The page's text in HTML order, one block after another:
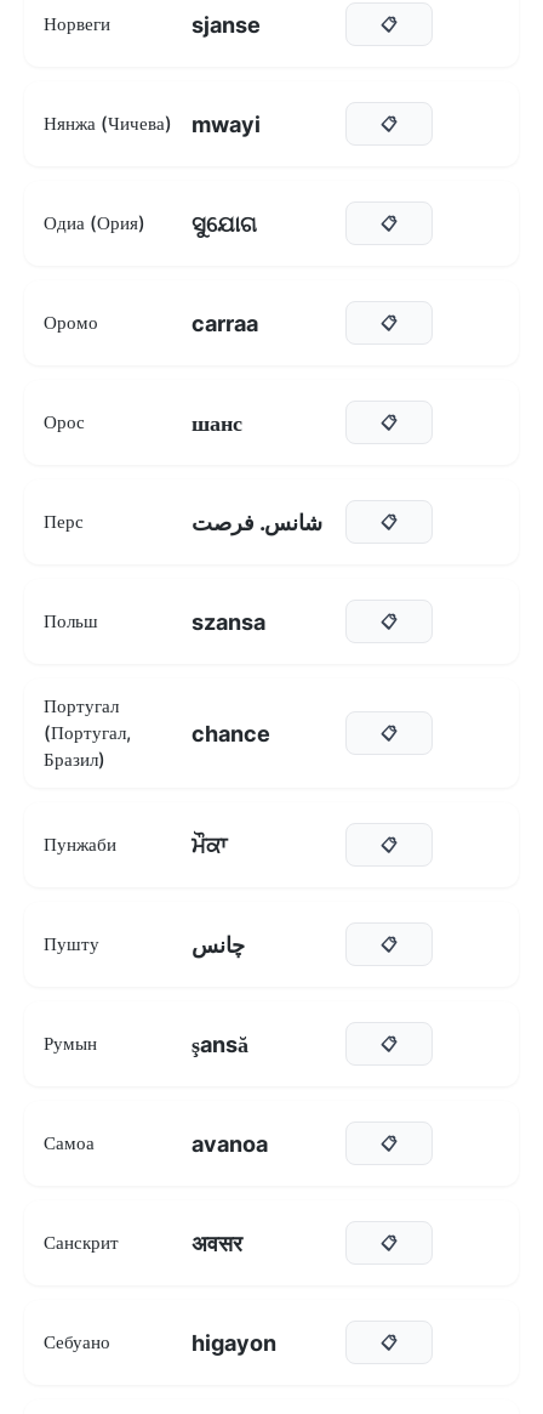
Норвеги sjanse 📋
Нянжа (Чичева) mwayi 📋
Одиа (Ория) ସୁଯୋଗ 📋
Оромо carraa 📋
Орос шанс 📋
Перс شانس. فرصت 📋
Польш szansa 📋
Португал
(Португал,
Бразил)
chance 📋
Пунжаби ਮੌਕਾ 📋
Пушту چانس 📋
Румын şansă 📋
Самоа avanoa 📋
Санскрит अवसर 📋
Себуано higayon 📋